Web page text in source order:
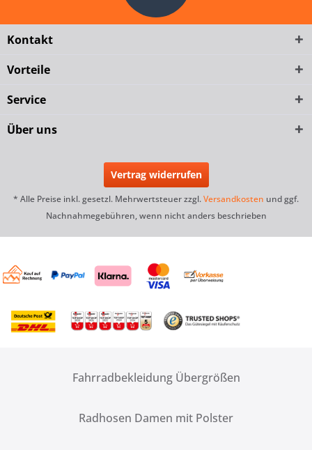
Kontakt
Vorteile
Service
Über uns
Vertrag widerrufen
* Alle Preise inkl. gesetzl. Mehrwertsteuer zzgl.Versandkosten und ggf.
Nachnahmegebühren, wenn nicht anders beschrieben
Fahrradbekleidung Übergrößen
Radhosen Damen mit Polster